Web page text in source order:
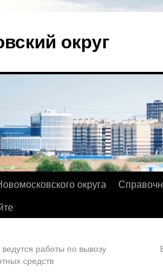
округ
округа
работы по вывозу
средств